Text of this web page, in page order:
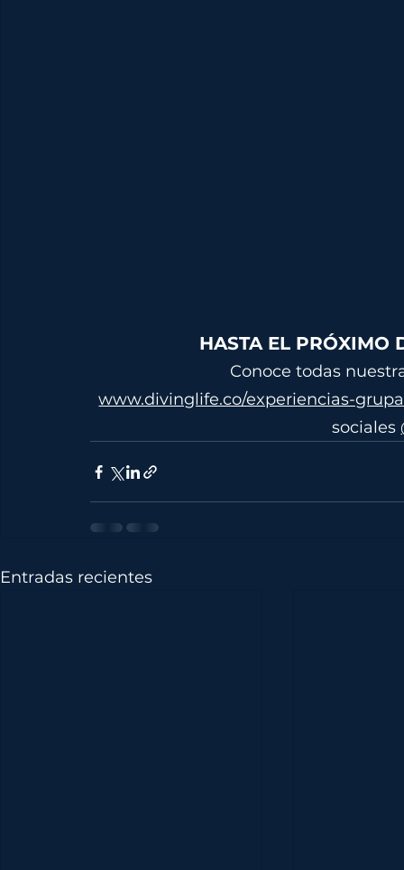
HASTA EL PRÓXIMO
Conoce todas
www.divinglife.co/experiencias-
sociales
Entradas recientes